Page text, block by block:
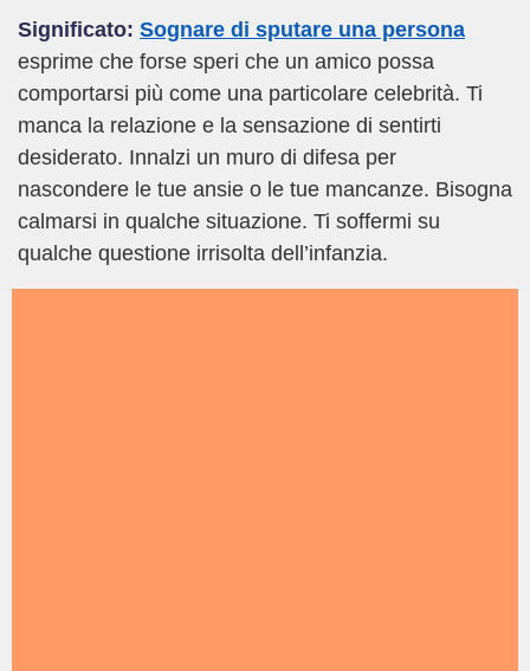
Significato: Sognare di sputare una persona
esprime che forse speri che un amico possa
comportarsi più come una particolare celebrità. Ti
manca la relazione e la sensazione di sentirti
desiderato. Innalzi un muro di difesa per
nascondere le tue ansie o le tue mancanze. Bisogna
calmarsi in qualche situazione. Ti soffermi su
qualche questione irrisolta dell’infanzia.